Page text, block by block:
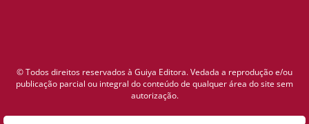
© Todos direitos reservados à Guiya Editora. Vedada a reprodução e/ou
publicação parcial ou integral do conteúdo de qualquer área do site sem
autorização.